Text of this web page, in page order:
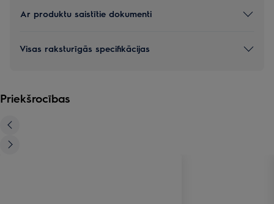
Ar produktu saistītie dokumenti
Visas raksturīgās specifikācijas
Priekšrocības